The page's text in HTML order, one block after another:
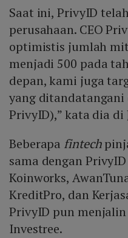
Saat ini, PrivyID
perusahaan. CEO
optimistis jumlah
menjadi 500 pada
depan, kami juga
yang ditandatangani
PrivyID),” kata dia di
Beberapa fintech
sama dengan
Koinworks,
KreditPro, dan
PrivyID pun
Investree.